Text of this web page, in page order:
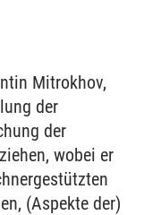
Mitrokhov,
der
der
wobei er
(Aspekte der)